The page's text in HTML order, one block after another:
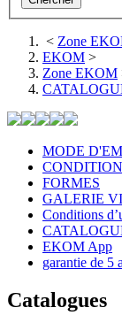
< Zone
EKOM >
Zone EKOM
MODE
FORMES
GALERIE
Conditions
EKOM App
garantie de 5
Catalogues